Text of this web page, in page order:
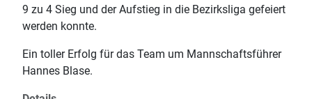
9 zu 4 Sieg und der Aufstieg in die Bezirksliga gefeiert
werden konnte.
Ein toller Erfolg für das Team um Mannschaftsführer
Hannes Blase.